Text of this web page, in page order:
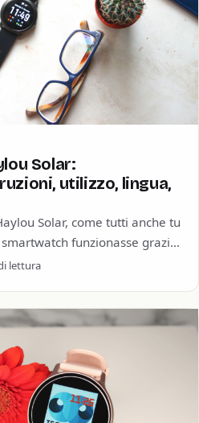
Solar:
utilizzo, lingua,
Solar, come tutti anche tu
funzionasse grazie
lettura